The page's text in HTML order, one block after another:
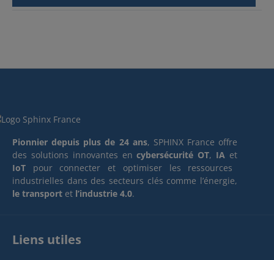
Pionnier depuis plus de 24 ans, SPHINX France offre
des solutions innovantes encybersécurité OT, IA et
IoT pour connecter et optimiser les ressources
industrielles dans des secteurs clés comme l’énergie,
le transport et l’industrie 4.0.
Liens utiles